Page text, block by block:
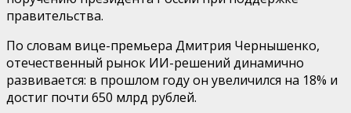
правительства.
По словам вице-премьера Дмитрия Чернышенко,
отечественный рынок ИИ-решений динамично
развивается: в прошлом году он увеличился на 18% и
достиг почти 650 млрд рублей.